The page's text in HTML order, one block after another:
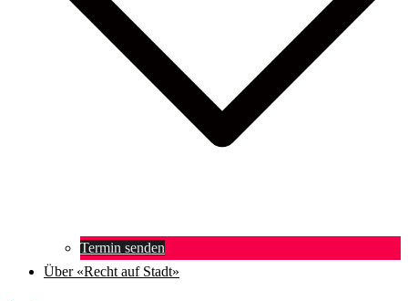
Termin senden
Über «Recht auf Stadt»